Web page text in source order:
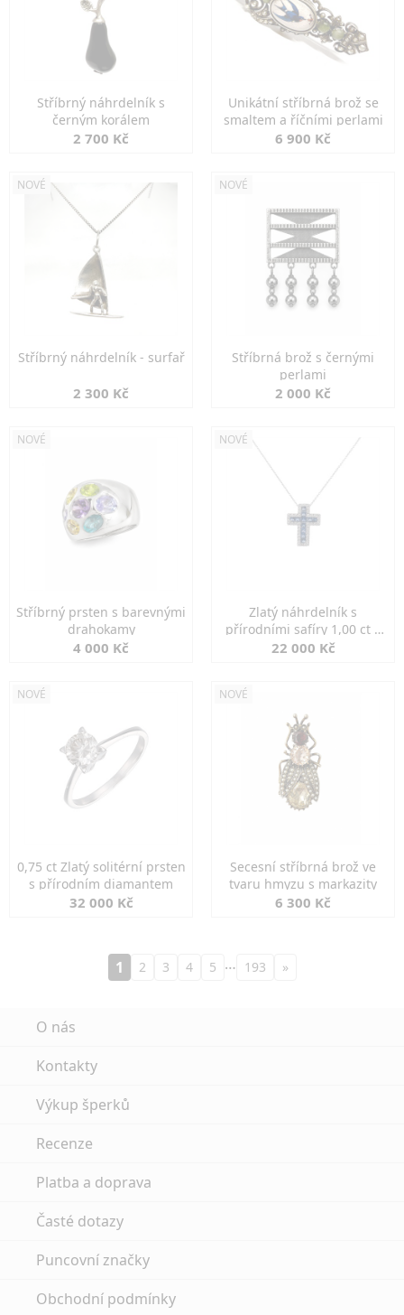
Stříbrný náhrdelník s
černým korálem
2 700 Kč
Unikátní stříbrná brož se
smaltem a říčními perlami
6 900 Kč
NOVÉ
Stříbrný náhrdelník - surfař
2 300 Kč
NOVÉ
Stříbrná brož s černými
perlami
2 000 Kč
NOVÉ
Stříbrný prsten s barevnými
drahokamy
4 000 Kč
NOVÉ
Zlatý náhrdelník s
přírodními safíry 1,00 ct a
diamanty
22 000 Kč
NOVÉ
0,75 ct Zlatý solitérní prsten
s přírodním diamantem
32 000 Kč
NOVÉ
Secesní stříbrná brož ve
tvaru hmyzu s markazity
6 300 Kč
1 2 3 4 5 … 193 »
O nás
Kontakty
Výkup šperků
Recenze
Platba a doprava
Časté dotazy
Puncovní značky
Obchodní podmínky